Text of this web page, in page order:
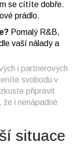
se cítíte dobře.
prádlo.
Pomalý R&B,
vaší nálady a
i partnerových
svobodu v
připravit
i nenápadné
situace